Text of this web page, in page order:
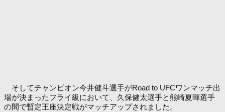
そしてチャンピオン今井健斗選手がRoad to UFCワンマッチ出
場が決まったフライ級において、久保健太選手と熊崎夏暉選手
の間で暫定王座決定戦がマッチアップされました。